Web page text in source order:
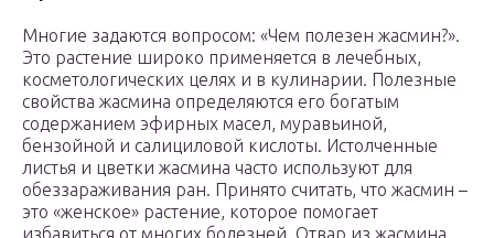
Многие задаются вопросом: «Чем полезен жасмин?».
Это растение широко применяется в лечебных,
косметологических целях и в кулинарии. Полезные
свойства жасмина определяются его богатым
содержанием эфирных масел, муравьиной,
бензойной и салициловой кислоты. Истолченные
листья и цветки жасмина часто используют для
обеззараживания ран. Принято считать, что жасмин –
это «женское» растение, которое помогает
избавиться от многих болезней. Отвар из жасмина